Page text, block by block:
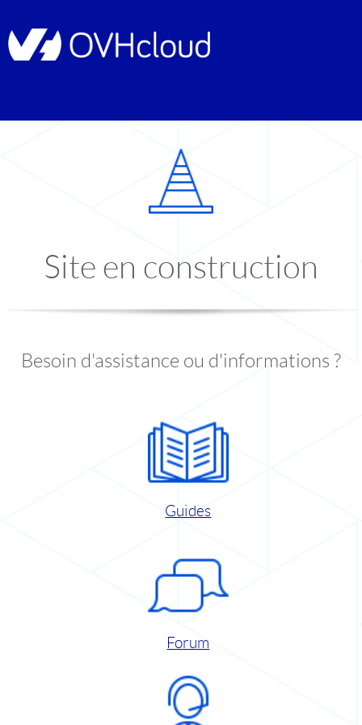
Site en construction
Besoin d'assistance ou d'informations ?
Guides
Forum